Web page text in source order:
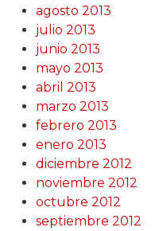
agosto 2013
julio 2013
junio 2013
mayo 2013
abril 2013
marzo 2013
febrero 2013
enero 2013
diciembre 2012
noviembre 2012
octubre 2012
septiembre 2012